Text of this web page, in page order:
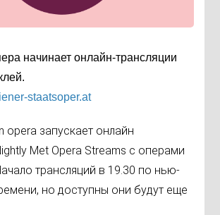
начинает онлайн-трансляции
staatsoper.at
opera запускает онлайн
Met Opera Streams с операми
трансляций в 19.30 по нью-
но доступны они будут еще